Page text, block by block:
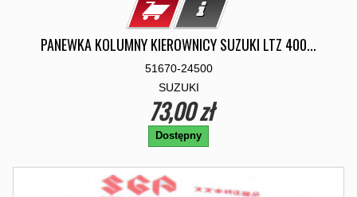
PANEWKA KOLUMNY KIEROWNICY SUZUKI LTZ 400...
51670-24500
SUZUKI
73,00 zł
Dostępny